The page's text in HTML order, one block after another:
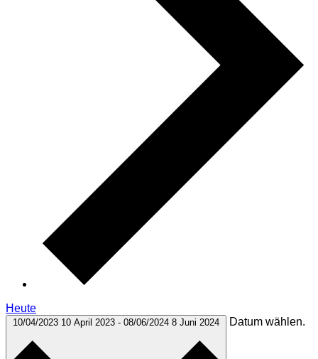
Heute
10/04/2023 10 April 2023 - 08/06/2024 8 Juni 2024 Datum wählen.